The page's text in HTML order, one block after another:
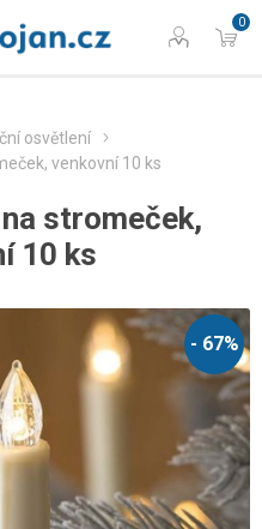
0
osvětlení
venkovní 10 ks
stromeček,
10 ks
- 67%